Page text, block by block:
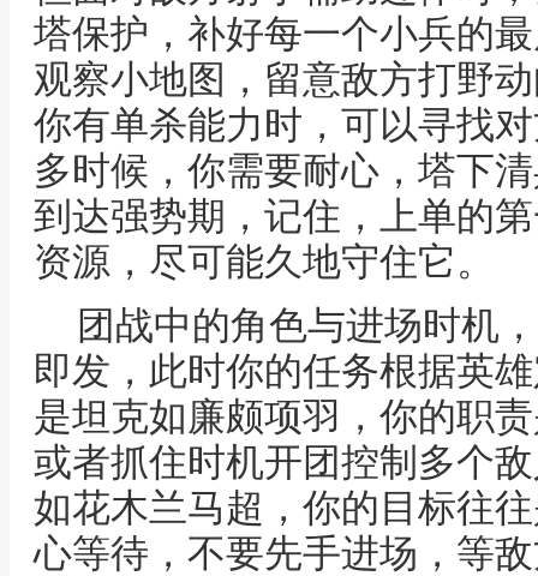
塔保护，补好每一个小兵的
观察小地图，留意敌方打野
你有单杀能力时，可以寻找
多时候，你需要耐心，塔下
到达强势期，记住，上单的
资源，尽可能久地守住它。
团战中的角色与进场时机
即发，此时你的任务根据英
是坦克如廉颇项羽，你的职
或者抓住时机开团控制多个
如花木兰马超，你的目标往
心等待，不要先手进场，等